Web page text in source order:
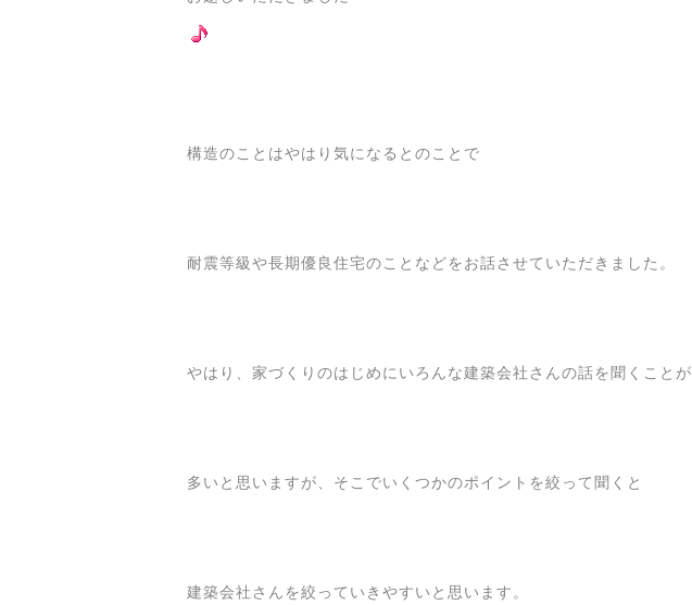
構造のことはやはり気になるとのことで
耐震等級や長期優良住宅のことなどをお話させていただきました。
やはり、家づくりのはじめにいろんな建築会社さんの話を聞くことが
多いと思いますが、そこでいくつかのポイントを絞って聞くと
建築会社さんを絞っていきやすいと思います。